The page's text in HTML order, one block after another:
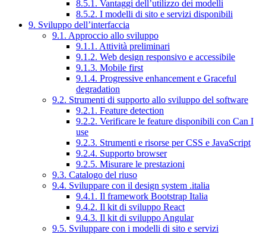
8.5.1. Vantaggi dell’utilizzo dei modelli
8.5.2. I modelli di sito e servizi disponibili
9. Sviluppo dell’interfaccia
9.1. Approccio allo sviluppo
9.1.1. Attività preliminari
9.1.2. Web design responsivo e accessibile
9.1.3. Mobile first
9.1.4. Progressive enhancement e Graceful
degradation
9.2. Strumenti di supporto allo sviluppo del software
9.2.1. Feature detection
9.2.2. Verificare le feature disponibili con Can I
use
9.2.3. Strumenti e risorse per CSS e JavaScript
9.2.4. Supporto browser
9.2.5. Misurare le prestazioni
9.3. Catalogo del riuso
9.4. Sviluppare con il design system .italia
9.4.1. Il framework Bootstrap Italia
9.4.2. Il kit di sviluppo React
9.4.3. Il kit di sviluppo Angular
9.5. Sviluppare con i modelli di sito e servizi